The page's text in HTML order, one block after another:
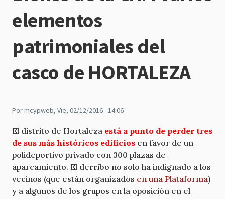
elementos
patrimoniales del
casco de HORTALEZA
Pormcypweb, Vie, 02/12/2016 - 14:06
El distrito de Hortaleza está a punto de perder tres
de sus más históricos edificios en favor de un
polideportivo privado con 300 plazas de
aparcamiento. El derribo no solo ha indignado a los
vecinos (que están organizados en una Plataforma)
y a algunos de los grupos en la oposición en el